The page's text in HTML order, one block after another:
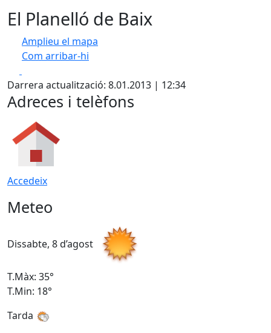
El Planelló de Baix
Amplieu el mapa
Com arribar-hi
+
−
Darrera actualització: 8.01.2013 | 12:34
Adreces i telèfons
Accedeix
Meteo
Dissabte, 8 d’agost
T.Màx: 35°
T.Min: 18°
Tarda